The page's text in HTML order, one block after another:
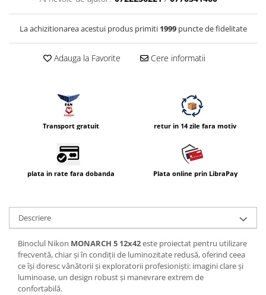
Accesorii diverse
La achizitionarea acestui produs primiti 1999puncte de fidelitate
Adauga la Favorite Cere informatii
Transport gratuit retur in 14 zile fara motiv
plata in rate fara dobanda Plata online prin LibraPay
Descriere
Binoclul Nikon MONARCH 5 12x42este proiectat pentru utilizare
frecventă, chiar şi în condiţii de luminozitate redusă, oferind ceea
ce îşi doresc vânătorii şi exploratorii profesionişti: imagini clare şi
luminoase, un design robust şi manevrare extrem de
confortabilă.